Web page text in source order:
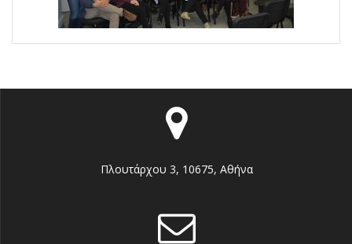
Πλουτάρχου 3, 10675, Αθήνα